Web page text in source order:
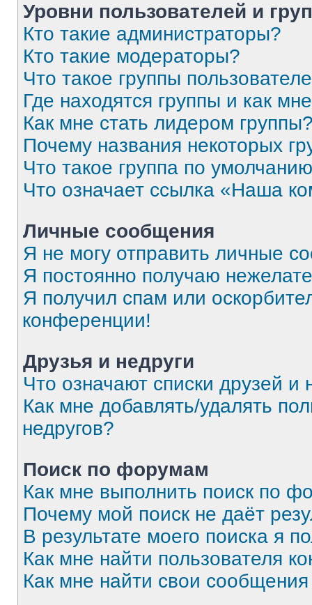
Уровни пользователей и
Кто такие администраторы?
Кто такие модераторы?
Что такое группы
Где находятся группы и как
Как мне стать лидером
Почему названия некоторых
Что такое группа по
Что означает ссылка «Наша
Личные сообщения
Я не могу отправить личные
Я постоянно получаю
Я получил спам или
конференции!
Друзья и недруги
Что означают списки друзей и
Как мне добавлять/удалять
недругов?
Поиск по форумам
Как мне выполнить поиск по
Почему мой поиск не даёт
В результате моего поиска я
Как мне найти пользователя
Как мне найти свои